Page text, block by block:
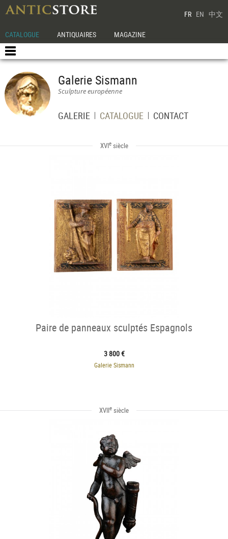
FR EN 中文
CATALOGUE ANTIQUAIRES MAGAZINE
Galerie Sismann
Sculpture européenne
GALERIE CATALOGUE CONTACT
XVIesiècle
Paire de panneaux sculptés Espagnols
3 800 €
Galerie Sismann
XVIIe siècle